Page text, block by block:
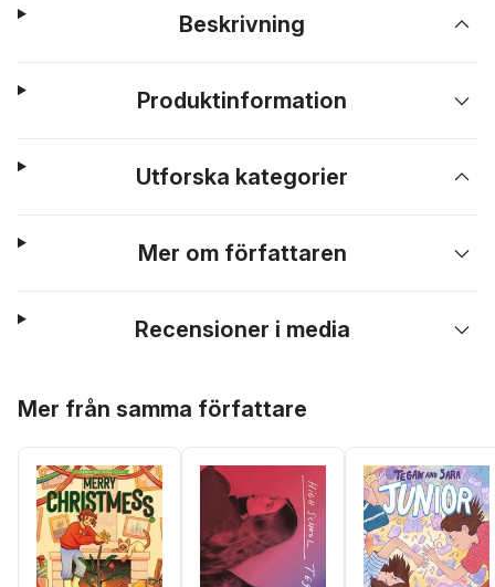
Beskrivning
Produktinformation
Utforska kategorier
Mer om författaren
Recensioner i media
Mer från samma författare